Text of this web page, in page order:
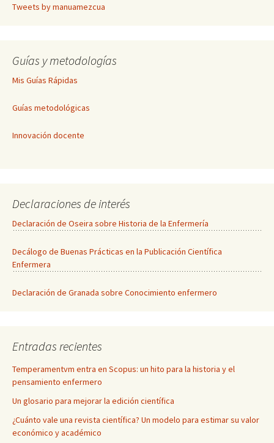
Tweets by manuamezcua
Guías y metodologías
Mis Guías Rápidas
Guías metodológicas
Innovación docente
Declaraciones de interés
Declaración de Oseira sobre Historia de la Enfermería
Decálogo de Buenas Prácticas en la Publicación Científica
Enfermera
Declaración de Granada sobre Conocimiento enfermero
Entradas recientes
Temperamentvm entra en Scopus: un hito para la historia y el
pensamiento enfermero
Un glosario para mejorar la edición científica
¿Cuánto vale una revista científica? Un modelo para estimar su valor
económico y académico